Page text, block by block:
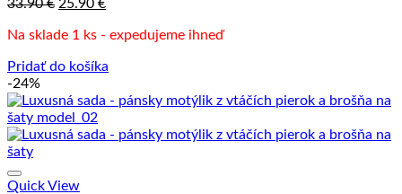
33.90€
bola:
25.90 €
je:
Na sklade 1 ks - expedujeme ihneď
Pridať do košíka
-24%
Quick View